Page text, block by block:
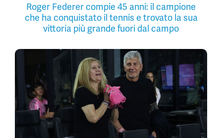
Roger Federer compie 45 anni: il campione
che ha conquistato il tennis e trovato la sua
vittoria più grande fuori dal campo